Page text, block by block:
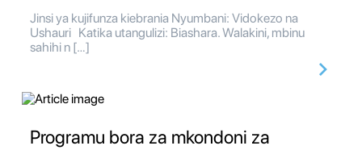
Jinsi ya kujifunza kiebrania Nyumbani: Vidokezo na
Ushauri Katika utangulizi: Biashara. Walakini, mbinu
sahihi n […]
Programu bora za mkondoni za